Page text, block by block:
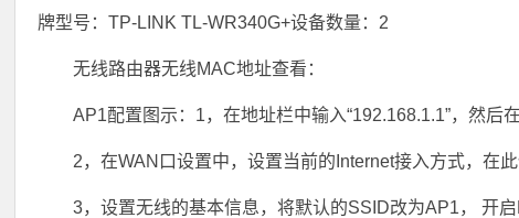
牌型号：TP-LINK TL-WR340G+设备数量：2
无线路由器无线MAC地址查看：
AP1配置图示：1，在地址栏中输入“192.168.1.1”，然
2，在WAN口设置中，设置当前的Internet接入方式，在
3，设置无线的基本信息，将默认的SSID改为AP1， 开